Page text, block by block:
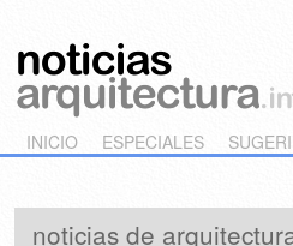
Main menu
Skip to primary content
Skip to secondary content
INICIO ESPECIALES
noticias de